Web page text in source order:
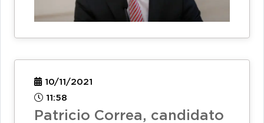
10/11/2021
11:58
Patricio Correa, candidato